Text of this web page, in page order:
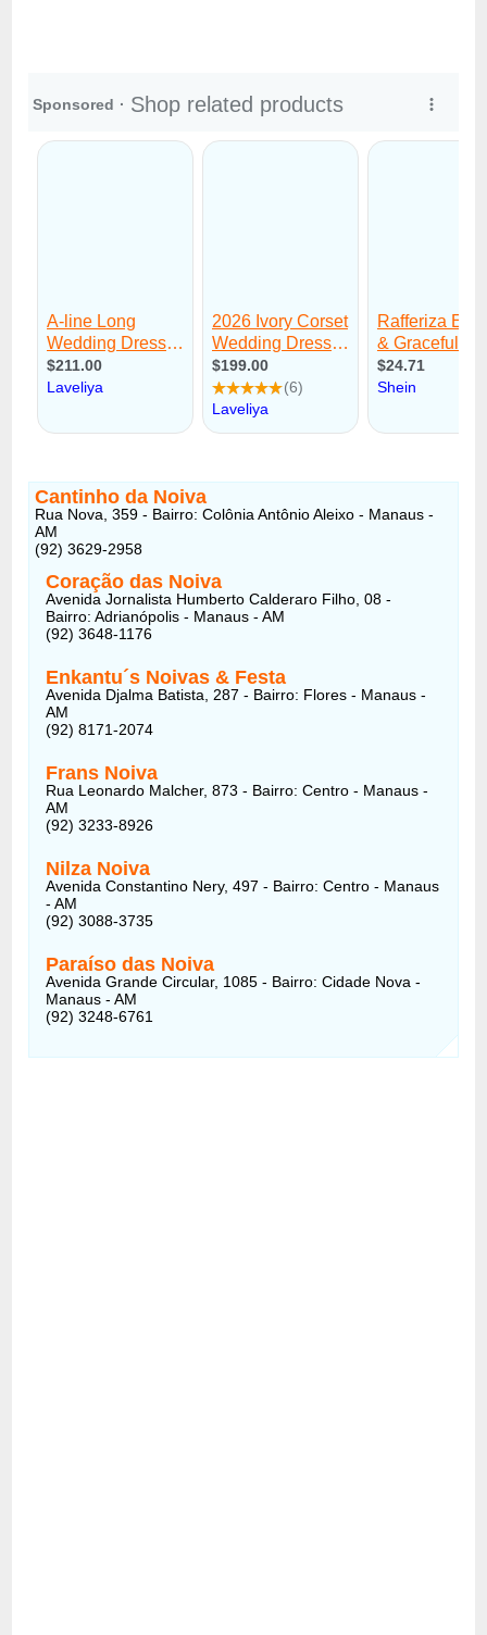
Cantinho da Noiva
Rua Nova, 359 - Bairro: Colônia Antônio Aleixo - Manaus -
AM
(92) 3629-2958
Coração das Noiva
Avenida Jornalista Humberto Calderaro Filho, 08 -
Bairro: Adrianópolis - Manaus - AM
(92) 3648-1176
Enkantu´s Noivas & Festa
Avenida Djalma Batista, 287 - Bairro: Flores - Manaus -
AM
(92) 8171-2074
Frans Noiva
Rua Leonardo Malcher, 873 - Bairro: Centro - Manaus -
AM
(92) 3233-8926
Nilza Noiva
Avenida Constantino Nery, 497 - Bairro: Centro - Manaus
- AM
(92) 3088-3735
Paraíso das Noiva
Avenida Grande Circular, 1085 - Bairro: Cidade Nova -
Manaus - AM
(92) 3248-6761